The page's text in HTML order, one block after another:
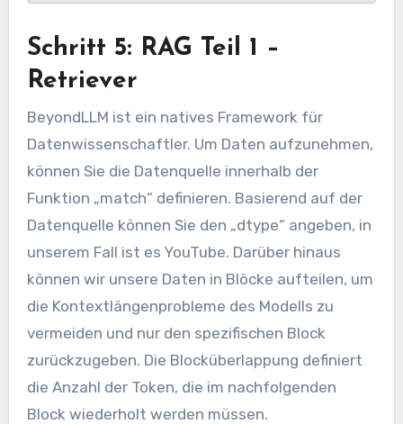
Schritt 5: RAG Teil 1 –
Retriever
BeyondLLM ist ein natives Framework für
Datenwissenschaftler. Um Daten aufzunehmen,
können Sie die Datenquelle innerhalb der
Funktion „match“ definieren. Basierend auf der
Datenquelle können Sie den „dtype“ angeben, in
unserem Fall ist es YouTube. Darüber hinaus
können wir unsere Daten in Blöcke aufteilen, um
die Kontextlängenprobleme des Modells zu
vermeiden und nur den spezifischen Block
zurückzugeben. Die Blocküberlappung definiert
die Anzahl der Token, die im nachfolgenden
Block wiederholt werden müssen.